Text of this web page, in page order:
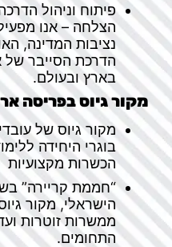
פיתוח וניהול
הצלחה – אנו
נציבות המדינה,
הדרכת הסייבר של
בארץ ובעולם.
מקור גיוס בפריסה
מקור גיוס של
בוגרי היחידה
הכשרות מקצועיות
“חממת קריירה”
הישראלי, מקור
ממשרות זוטרות
התחומים.